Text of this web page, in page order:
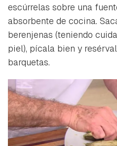
Guardar como
escúrrelas sobre una
absorbente de cocina.
berenjenas (teniendo
piel), pícala bien y
barquetas.
Contenido